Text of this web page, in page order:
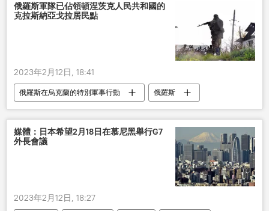
俄羅斯軍隊已佔領頓涅茨克人民共和國的
克拉斯納亞戈拉居民點
2023年2月12日, 18:41
俄羅斯在烏克蘭的特別軍事行動
俄羅斯
軍隊
頓涅茨克人民共和國
佔領
居民點
媒體：日本希望2月18日在慕尼黑舉行G7
外長會議
2023年2月12日, 18:27